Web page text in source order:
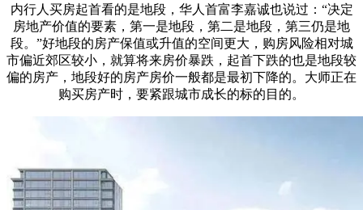
内行人买房起首看的是地段，华人首富李嘉诚也说过：“决定
房地产价值的要素，第一是地段，第二是地段，第三仍是地
段。”好地段的房产保值或升值的空间更大，购房风险相对城
市偏近郊区较小，就算将来房价暴跌，起首下跌的也是地段较
偏的房产，地段好的房产房价一般都是最初下降的。大师正在
购买房产时，要紧跟城市成长的标的目的。